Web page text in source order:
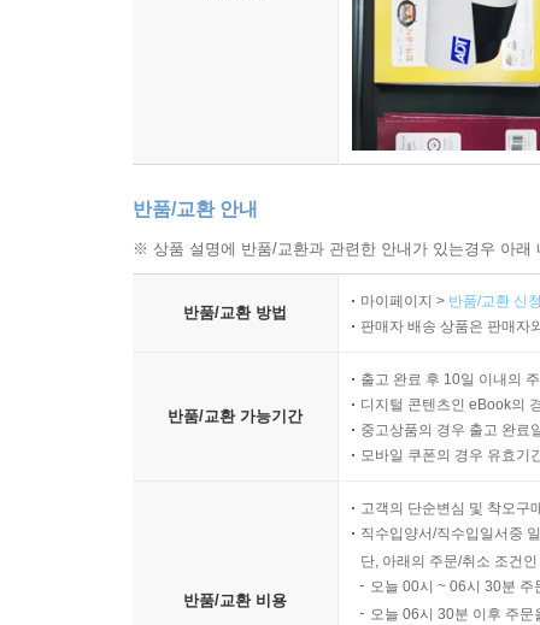
반품/교환 안내
※ 상품 설명에 반품/교환과 관련한 안내가 있는경우 아
반품/교환 방법
마이페이지 > 반품/교환 신
판매자 배송 상품은 판매자
반품/교환 가능기간
출고 완료 후 10일 이내의
디지털 콘텐츠인 eBook의
중고상품의 경우 출고 완료
모바일 쿠폰의 경우 유효기
반품/교환 비용
고객의 단순변심 및 착오구
직수입양서/직수입일서중
단, 아래의 주문/취소 조건
오늘 00시 ~ 06시 30분
오늘 06시 30분 이후 주